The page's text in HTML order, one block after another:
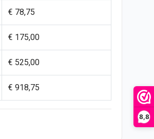
8,8
€ 78,75
€ 175,00
€ 525,00
€ 918,75